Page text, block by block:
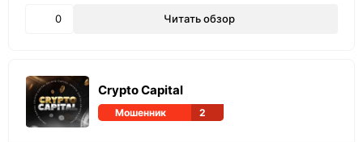
0 Читать обзор
Crypto Capital
Мошенник 2